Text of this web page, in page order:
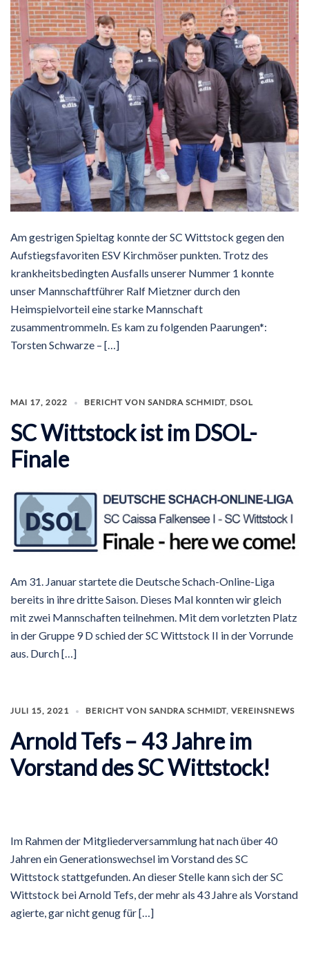
Am gestrigen Spieltag konnte der SC Wittstock gegen den
Aufstiegsfavoriten ESV Kirchmöser punkten. Trotz des
krankheitsbedingten Ausfalls unserer Nummer 1 konnte
unser Mannschaftführer Ralf Mietzner durch den
Heimspielvorteil eine starke Mannschaft
zusammentrommeln. Es kam zu folgenden Paarungen*:
Torsten Schwarze – […]
MAI 17, 2022 BERICHT VON SANDRA SCHMIDT, DSOL
SC Wittstock ist im DSOL-
Finale
Am 31. Januar startete die Deutsche Schach-Online-Liga
bereits in ihre dritte Saison. Dieses Mal konnten wir gleich
mit zwei Mannschaften teilnehmen. Mit dem vorletzten Platz
in der Gruppe 9 D schied der SC Wittstock II in der Vorrunde
aus. Durch […]
JULI 15, 2021 BERICHT VON SANDRA SCHMIDT, VEREINSNEWS
Arnold Tefs – 43 Jahre im
Vorstand des SC Wittstock!
Im Rahmen der Mitgliederversammlung hat nach über 40
Jahren ein Generationswechsel im Vorstand des SC
Wittstock stattgefunden. An dieser Stelle kann sich der SC
Wittstock bei Arnold Tefs, der mehr als 43 Jahre als Vorstand
agierte, gar nicht genug für […]